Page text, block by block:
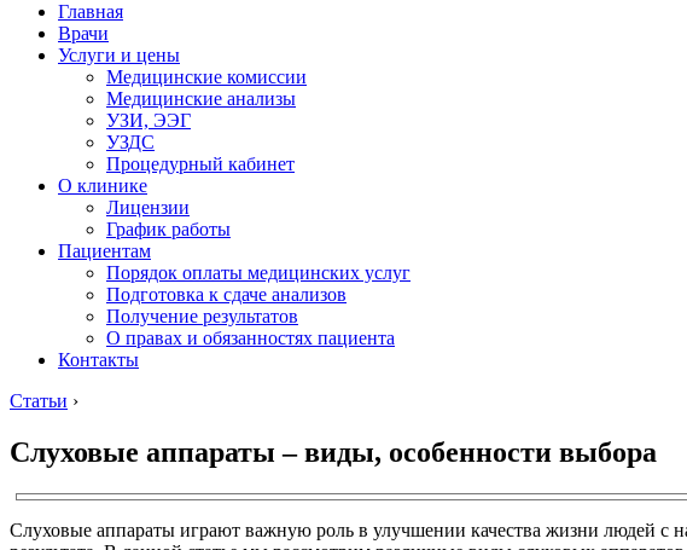
Главная
Врачи
Услуги и цены
Медицинские комиссии
Медицинские анализы
УЗИ, ЭЭГ
УЗДС
Процедурный кабинет
О клинике
Лицензии
График работы
Пациентам
Порядок оплаты медицинских услуг
Подготовка к сдаче анализов
Получение результатов
О правах и обязанностях пациента
Контакты
Статьи ›
Слуховые аппараты – виды, особенности выбора
Слуховые аппараты играют важную роль в улучшении качества жизни людей